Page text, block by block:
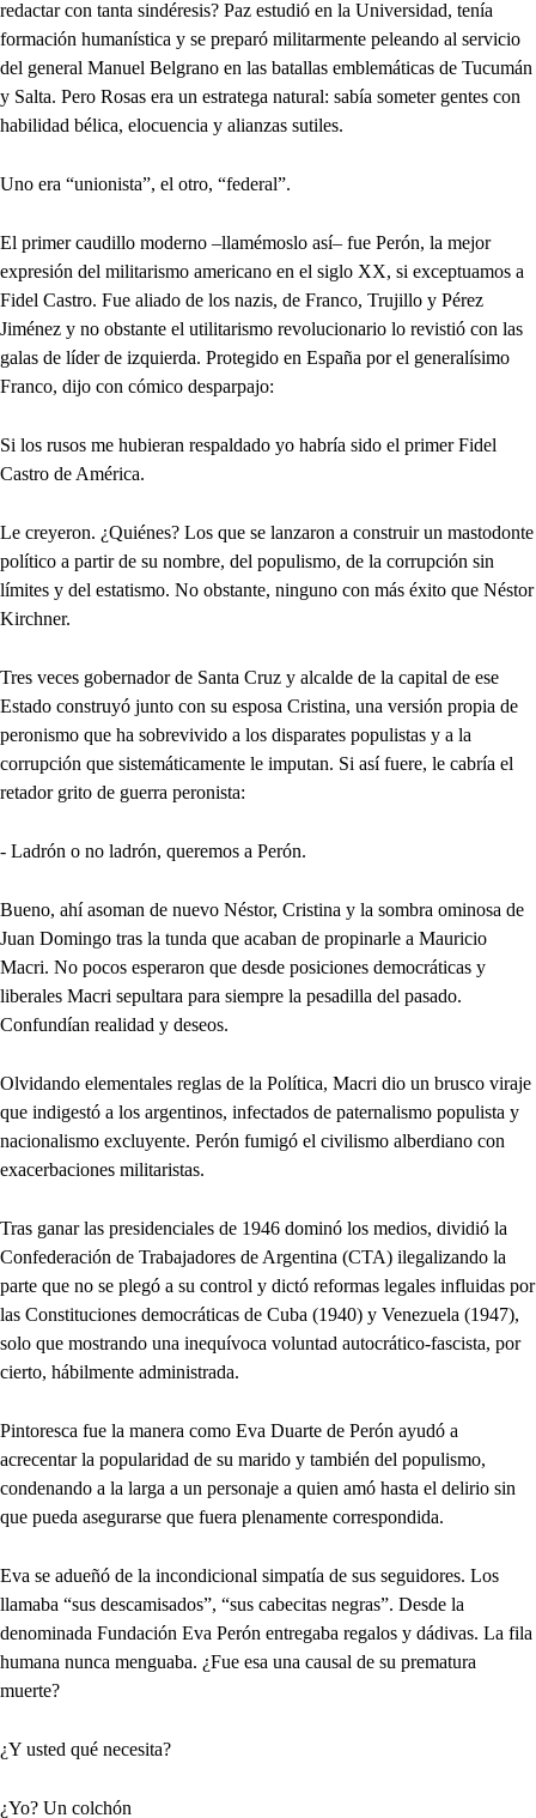
redactar con tanta sindéresis? Paz estudió en la Universidad, tenía
formación humanística y se preparó militarmente peleando al servicio
del general Manuel Belgrano en las batallas emblemáticas de Tucumán
y Salta. Pero Rosas era un estratega natural: sabía someter gentes con
habilidad bélica, elocuencia y alianzas sutiles.
Uno era “unionista”, el otro, “federal”.
El primer caudillo moderno –llamémoslo así– fue Perón, la mejor
expresión del militarismo americano en el siglo XX, si exceptuamos a
Fidel Castro. Fue aliado de los nazis, de Franco, Trujillo y Pérez
Jiménez y no obstante el utilitarismo revolucionario lo revistió con las
galas de líder de izquierda. Protegido en España por el generalísimo
Franco, dijo con cómico desparpajo:
Si los rusos me hubieran respaldado yo habría sido el primer Fidel
Castro de América.
Le creyeron. ¿Quiénes? Los que se lanzaron a construir un mastodonte
político a partir de su nombre, del populismo, de la corrupción sin
límites y del estatismo. No obstante, ninguno con más éxito que Néstor
Kirchner.
Tres veces gobernador de Santa Cruz y alcalde de la capital de ese
Estado construyó junto con su esposa Cristina, una versión propia de
peronismo que ha sobrevivido a los disparates populistas y a la
corrupción que sistemáticamente le imputan. Si así fuere, le cabría el
retador grito de guerra peronista:
- Ladrón o no ladrón, queremos a Perón.
Bueno, ahí asoman de nuevo Néstor, Cristina y la sombra ominosa de
Juan Domingo tras la tunda que acaban de propinarle a Mauricio
Macri. No pocos esperaron que desde posiciones democráticas y
liberales Macri sepultara para siempre la pesadilla del pasado.
Confundían realidad y deseos.
Olvidando elementales reglas de la Política, Macri dio un brusco viraje
que indigestó a los argentinos, infectados de paternalismo populista y
nacionalismo excluyente. Perón fumigó el civilismo alberdiano con
exacerbaciones militaristas.
Tras ganar las presidenciales de 1946 dominó los medios, dividió la
Confederación de Trabajadores de Argentina (CTA) ilegalizando la
parte que no se plegó a su control y dictó reformas legales influidas por
las Constituciones democráticas de Cuba (1940) y Venezuela (1947),
solo que mostrando una inequívoca voluntad autocrático-fascista, por
cierto, hábilmente administrada.
Pintoresca fue la manera como Eva Duarte de Perón ayudó a
acrecentar la popularidad de su marido y también del populismo,
condenando a la larga a un personaje a quien amó hasta el delirio sin
que pueda asegurarse que fuera plenamente correspondida.
Eva se adueñó de la incondicional simpatía de sus seguidores. Los
llamaba “sus descamisados”, “sus cabecitas negras”. Desde la
denominada Fundación Eva Perón entregaba regalos y dádivas. La fila
humana nunca menguaba. ¿Fue esa una causal de su prematura
muerte?
¿Y usted qué necesita?
¿Yo? Un colchón